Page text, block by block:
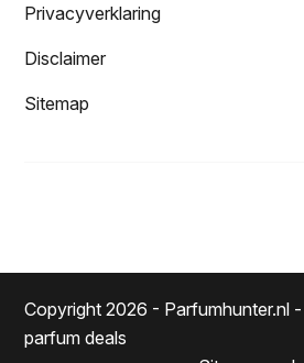
Privacyverklaring
Disclaimer
Sitemap
Copyright 2026 - Parfumhunter.nl
parfum deals